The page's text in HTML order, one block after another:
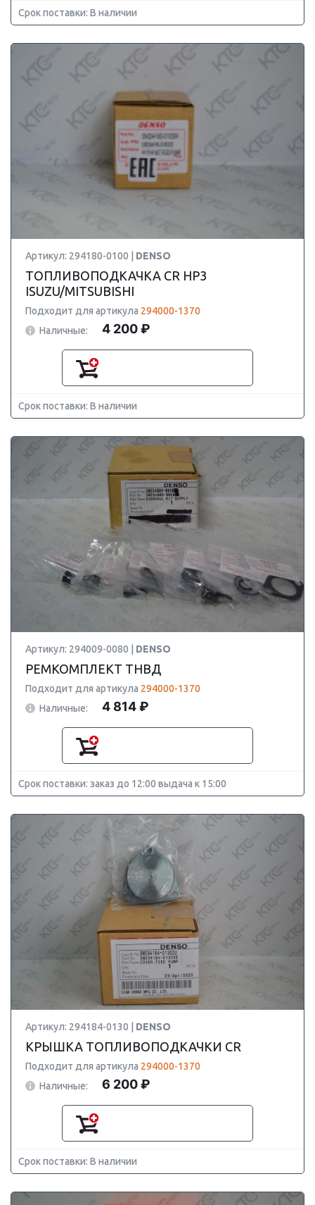
Срок поставки: В наличии
Артикул: 294180-0100 | DENSO
ТОПЛИВОПОДКАЧКА CR HP3
ISUZU/MITSUBISHI
Подходит для артикула 294000-1370
Наличные:
4 200 ₽
Срок поставки: В наличии
Артикул: 294009-0080 | DENSO
РЕМКОМПЛЕКТ ТНВД
Подходит для артикула 294000-1370
Наличные:
4 814 ₽
Срок поставки: заказ до 12:00 выдача к 15:00
Артикул: 294184-0130 | DENSO
КРЫШКА ТОПЛИВОПОДКАЧКИ CR
Подходит для артикула 294000-1370
Наличные:
6 200 ₽
Срок поставки: В наличии